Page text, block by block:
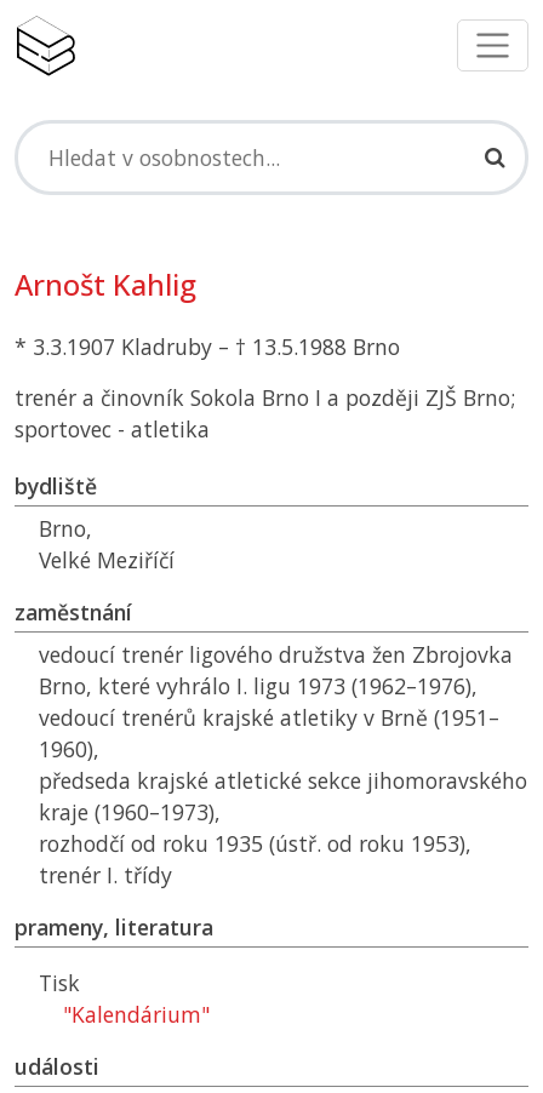
Arnošt Kahlig
* 3.3.1907 Kladruby – † 13.5.1988 Brno
trenér a činovník Sokola Brno I a později ZJŠ Brno;
sportovec - atletika
bydliště
Brno,
Velké Meziříčí
zaměstnání
vedoucí trenér ligového družstva žen Zbrojovka
Brno, které vyhrálo I. ligu 1973 (1962–1976),
vedoucí trenérů krajské atletiky v Brně (1951–
1960),
předseda krajské atletické sekce jihomoravského
kraje (1960–1973),
rozhodčí od roku 1935 (ústř. od roku 1953),
trenér I. třídy
prameny, literatura
Tisk
"Kalendárium"
události